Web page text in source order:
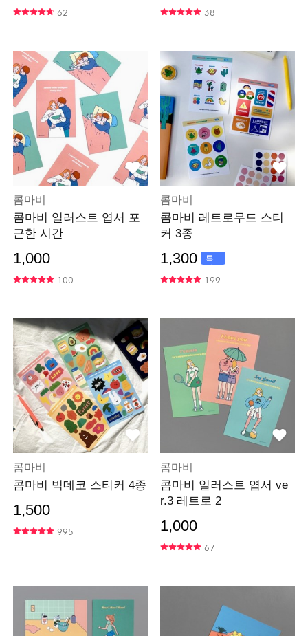
62 38
콤마비
콤마비 일러스트 엽서 포
근한 시간
1,000
100
콤마비
콤마비 레트로무드 스티
커 3종
1,300
특
가
199
콤마비
콤마비 빅데코 스티커 4종
1,500
995
콤마비
콤마비 일러스트 엽서 ve
r.3 레트로 2
1,000
67